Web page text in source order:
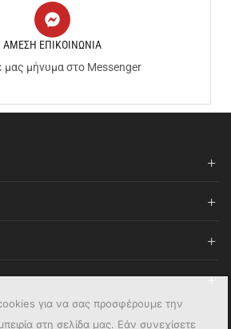
ΑΜΕΣΗ ΕΠΙΚΟΙΝΩΝΙΑ
μας μήνυμα στο Messenger
για να σας προσφέρουμε την
στη σελίδα μας. Εάν συνεχίσετε